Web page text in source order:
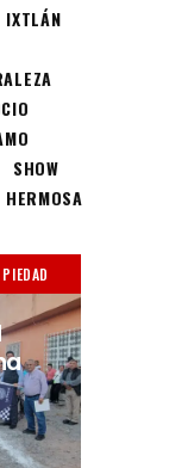
IXTLÁN
SHOW